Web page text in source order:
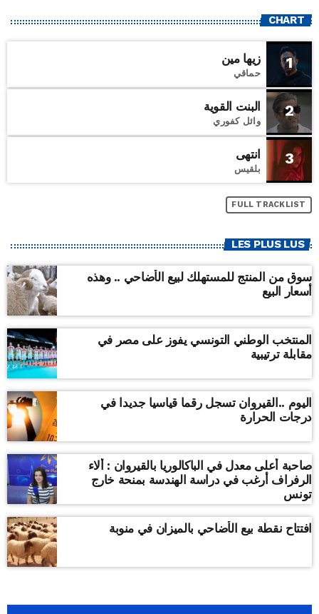
CHART
1 زيها مين
حماقي
2 البنت القوية
وائل كفوري
3 انتهى
بلقيس
FULL TRACKLIST
LES PLUS LUS
سوق من المنتج للمستهلك لبيع الأضاحي .. وهذه
أسعار البيع
المنتخب الوطني التونسي يفوز على مصر في
مقابلة ترتيبية
اليوم ..القيروان تسجل رقما قياسيا جديدا في
درجات الحرارة
صاحبة أعلى معدل في الباكالوريا بالقيروان : ألاء
الرفراف أرغب في دراسة الهندسة بمنحة خارج
تونس
افتتاح نقطة بيع الأضاحي بالميزان في منوبة